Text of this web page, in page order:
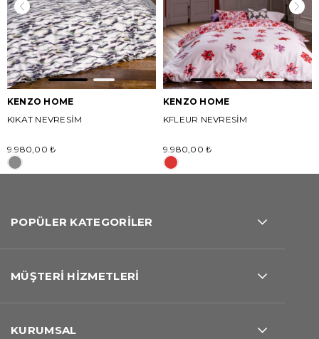
KENZO HOME
KIKAT NEVRESİM
9.980,00 ₺
KENZO HOME
KFLEUR NEVRESİM
9.980,00 ₺
POPÜLER KATEGORİLER
MÜŞTERİ HİZMETLERİ
KURUMSAL